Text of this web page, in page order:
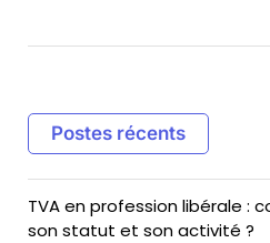
Postes récents
TVA en profession libérale :
son statut et son activité ?